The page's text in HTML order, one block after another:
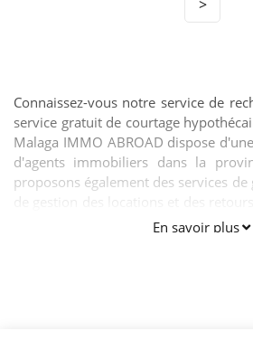
>
Connaissez-vous notre service de
service gratuit de courtage
Malaga IMMO ABROAD dispose
d'agents immobiliers dans la
proposons également des services
de gestion des locations et des
d'offrir à nos clients une gamme
En savoir plus